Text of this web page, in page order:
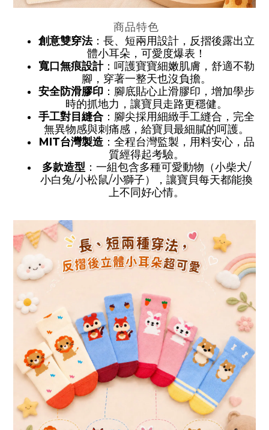
商品特色
創意雙穿法：長、短兩用設計，反摺後露出立
體小耳朵，可愛度爆表！
寬口無痕設計：呵護寶寶細嫩肌膚，舒適不勒
腳，穿著一整天也沒負擔。
安全防滑膠印 ：腳底貼心止滑膠印，增加學步
時的抓地力，讓寶貝走路更穩健。
手工對目縫合 ：腳尖採用細緻手工縫合，完全
無異物感與刺痛感，給寶貝最細膩的呵護。
MIT台灣製造：全程台灣監製，用料安心，品
質經得起考驗。
多款造型 ：一組包含多種可愛動物（小柴犬/
小白兔/小松鼠/小獅子），讓寶貝每天都能換
上不同好心情。